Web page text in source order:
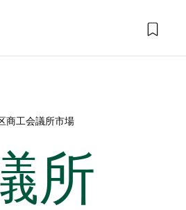
商工会議所市場
所